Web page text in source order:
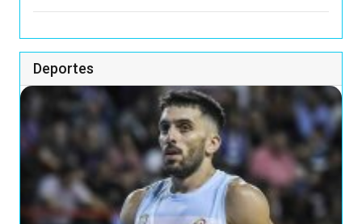
Deportes